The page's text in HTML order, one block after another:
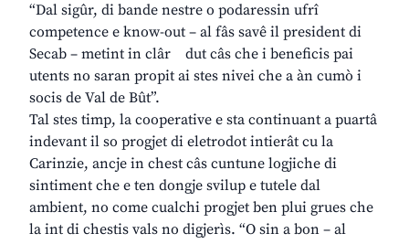
“Dal sigûr, di bande nestre o podaressin ufrî
competence e know-out – al fâs savê il president di
Secab – metint in clâr dut câs che i beneficis pai
utents no saran propit ai stes nivei che a àn cumò i
socis de Val de Bût”.
Tal stes timp, la cooperative e sta continuant a puartâ
indevant il so progjet di eletrodot intierât cu la
Carinzie, ancje in chest câs cuntune logjiche di
sintiment che e ten dongje svilup e tutele dal
ambient, no come cualchi progjet ben plui grues che
la int di chestis vals no digjerìs. “O sin a bon – al